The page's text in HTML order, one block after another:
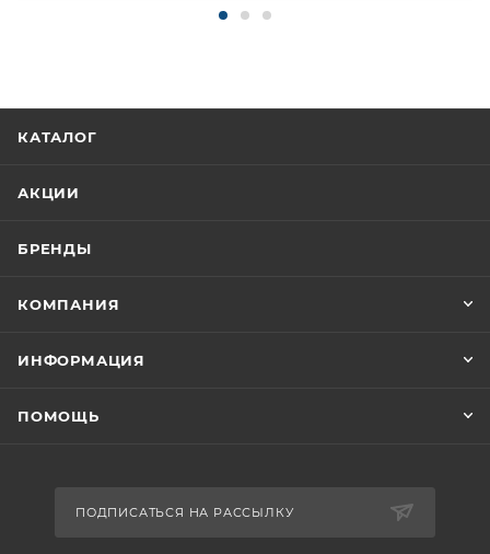
КАТАЛОГ
АКЦИИ
БРЕНДЫ
КОМПАНИЯ
ИНФОРМАЦИЯ
ПОМОЩЬ
ПОДПИСАТЬСЯ НА РАССЫЛКУ